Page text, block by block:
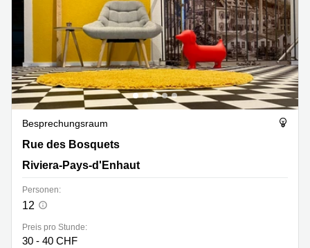
Besprechungsraum
Rue des Bosquets 14, Riviera-Pays-d'Enhaut
Rue des Bosquets
Riviera-Pays-d'Enhaut
Personen:
12
Preis pro Stunde:
30 - 40 CHF